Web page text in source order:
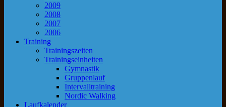
2009
2008
2007
2006
Training
Trainingszeiten
Trainingseinheiten
Gymnastik
Gruppenlauf
Intervalltraining
Nordic Walking
Laufkalender